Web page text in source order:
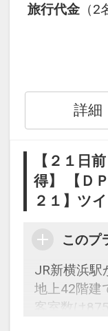
インターネ
旅行代金 （
詳細
【２１日
得】 【Ｄ
２１】ツ
このプ
JR新横浜駅
地上42階建
客室数は